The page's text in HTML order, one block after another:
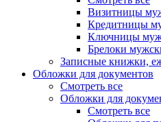
Визитницы
Кредитницы
Ключницы
Брелоки
Записные книжки,
Обложки для документов
Смотреть все
Обложки для
Смотреть все